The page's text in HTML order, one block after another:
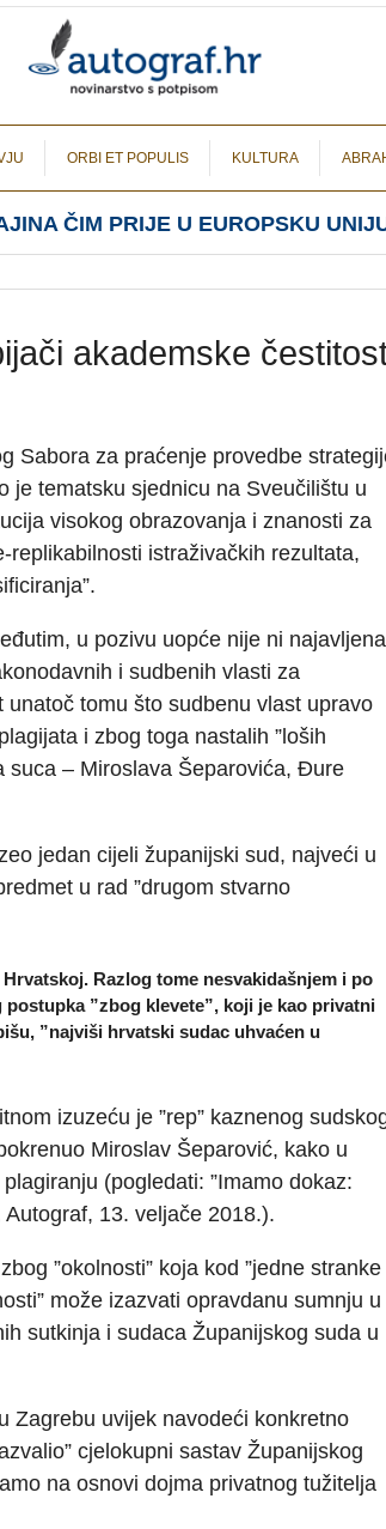
ORBI ET POPULIS KULTURA
ČIM PRIJE U EUROPSKU
akademske
Sabora za praćenje provedbe
je tematsku sjednicu na Sveučilištu u
visokog obrazovanja i znanosti za
replikabilnosti istraživačkih rezultata,
u pozivu uopće nije ni najavljena
i sudbenih vlasti za
tomu što sudbenu vlast upravo
i zbog toga nastalih ”loših
suca – Miroslava Šeparovića, Đure
jedan cijeli županijski sud, najveći u
u rad ”drugom stvarno
Razlog tome nesvakidašnjem i po
”zbog klevete”, koji je kao privatni
”najviši hrvatski sudac uhvaćen u
izuzeću je ”rep” kaznenog
Miroslav Šeparović, kako u
(pogledati: ”Imamo dokaz:
13. veljače 2018.).
”okolnosti” koja kod ”jedne stranke
može izazvati opravdanu sumnju u
sutkinja i sudaca Županijskog suda u
Zagrebu uvijek navodeći konkretno
cjelokupni sastav Županijskog
na osnovi dojma privatnog tužitelja